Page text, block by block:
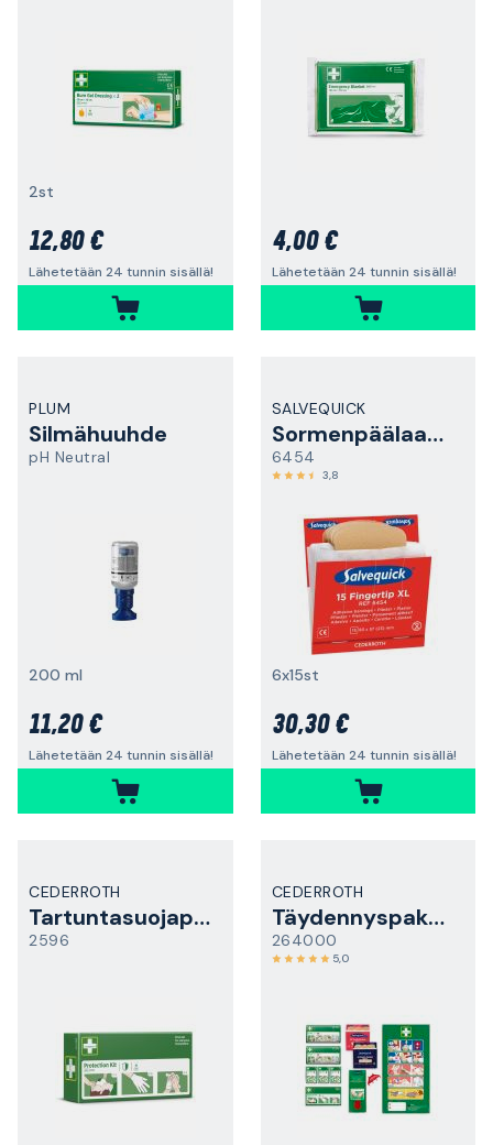
2st
12,80 €
Lähetetään 24 tunnin sisällä!
4,00 €
Lähetetään 24 tunnin sisällä!
PLUM
Silmähuuhde
pH Neutral
200 ml
11,20 €
Lähetetään 24 tunnin sisällä!
SALVEQUICK
Sormenpäälaastari XL
6454
3,8
6x15st
30,30 €
Lähetetään 24 tunnin sisällä!
CEDERROTH
Tartuntasuojapakkaus
2596
CEDERROTH
Täydennyspakkaukset
264000
5,0